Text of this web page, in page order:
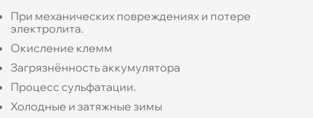
При механических повреждениях и потере
электролита.
Окисление клемм
Загрязнённость аккумулятора
Процесс сульфатации.
Холодные и затяжные зимы